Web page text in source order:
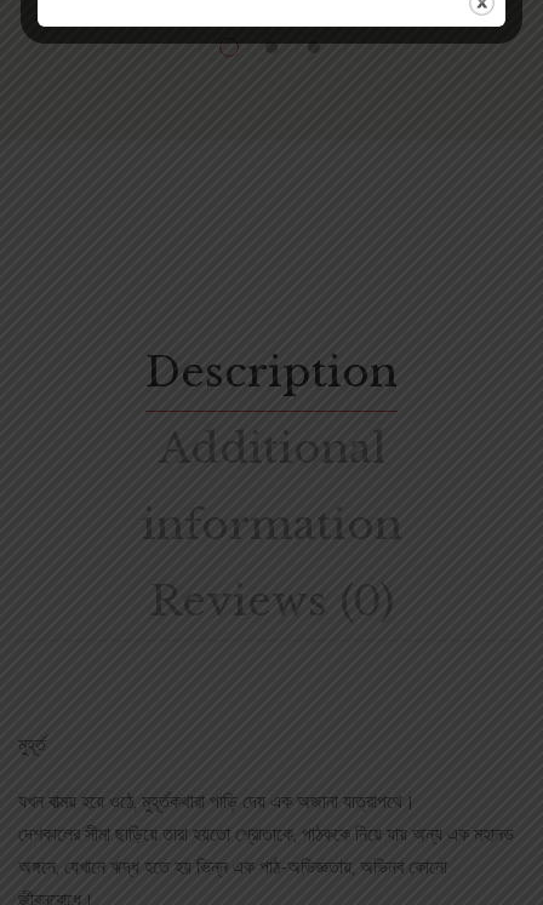
Description
Additional
information
Reviews (0)
মুহূর্ত
যখন বাত্ময় হয়ে ওঠে, মুহূর্তকথারা পাড়ি দেয় এক অজানা যাত্রাপথে।
দেশকালের সীমা ছাড়িয়ে তারা হয়তো শ্রোতাকে, পাঠককে নিয়ে যায় অন্য এক মহানভ
অঙ্গনে, যেখানে ঋদ্ধ হতে হয় ভিন্ন এক পাঠ-অভিজ্ঞতায়, অভিনব কোনো